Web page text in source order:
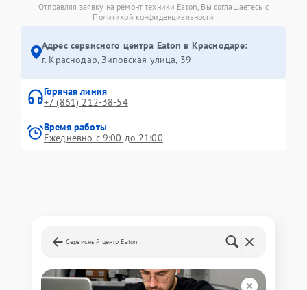
Отправляя заявку на ремонт техники Eaton, Вы соглашаетесь с
Политикой конфиденциальности
Адрес сервисного центра Eaton в Краснодаре:
г. Краснодар, Зиповская улица, 39
Горячая линия
+7 (861) 212-38-54
Время работы
Ежедневно с 9:00 до 21:00
Сервисный центр Eaton